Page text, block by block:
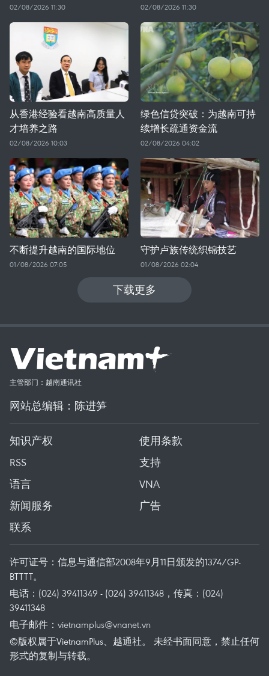
02/08/2026 11:30 02/08/2026 11:30
从香港经验看越南高质量人
才培养之路
02/08/2026 10:03
绿色信贷突破：为越南可持
续增长疏通资金流
02/08/2026 04:02
不断提升越南的国际地位
01/08/2026 07:05
守护卢族传统织锦技艺
01/08/2026 02:04
下载更多
主管部门：越南通讯社
网站总编辑：陈进笋
知识产权
使用条款
RSS
支持
语言
VNA
新闻服务
广告
联系
许可证号：信息与通信部2008年9月11日颁发的1374/GP-
BTTTT。
电话：(024) 39411349 - (024) 39411348，传真：(024)
39411348
电子邮件： vietnamplus@vnanet.vn
©版权属于VietnamPlus、越通社。 未经书面同意，禁止任何
形式的复制与转载。